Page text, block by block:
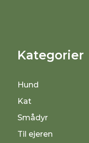
Kategorier
Hund
Kat
Smådyr
Til ejeren